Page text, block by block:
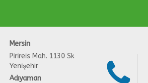
Mersin
Pirireis Mah. 1130 Sk
Yenişehir
Adıyaman